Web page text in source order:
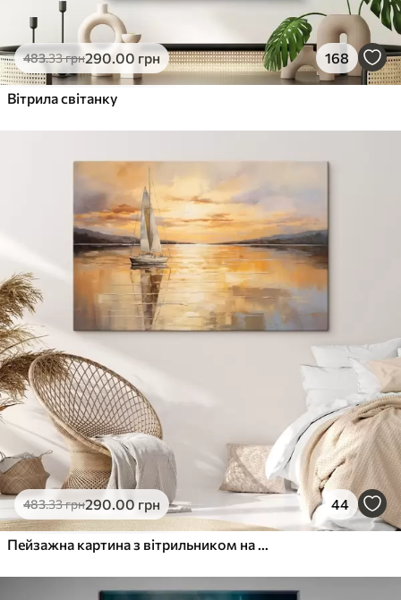
483.33грн290.00 грн 168
Вітрила світанку
483.33грн290.00 грн 44
Пейзажна картина з вітрильником на тлі спокійного моря, помаранчево-жовтого неба, далеких гір